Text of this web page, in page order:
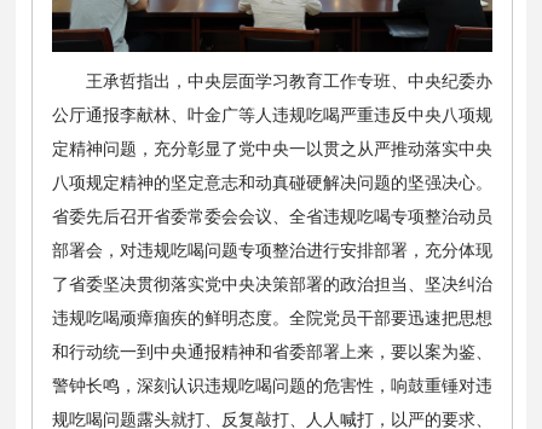
王承哲指出，中央层面学习教育工作专班、中央纪委办
公厅通报李献林、叶金广等人违规吃喝严重违反中央八项规
定精神问题，充分彰显了党中央一以贯之从严推动落实中央
八项规定精神的坚定意志和动真碰硬解决问题的坚强决心。
省委先后召开省委常委会会议、全省违规吃喝专项整治动员
部署会，对违规吃喝问题专项整治进行安排部署，充分体现
了省委坚决贯彻落实党中央决策部署的政治担当、坚决纠治
违规吃喝顽瘴痼疾的鲜明态度。全院党员干部要迅速把思想
和行动统一到中央通报精神和省委部署上来，要以案为鉴、
警钟长鸣，深刻认识违规吃喝问题的危害性，响鼓重锤对违
规吃喝问题露头就打、反复敲打、人人喊打，以严的要求、